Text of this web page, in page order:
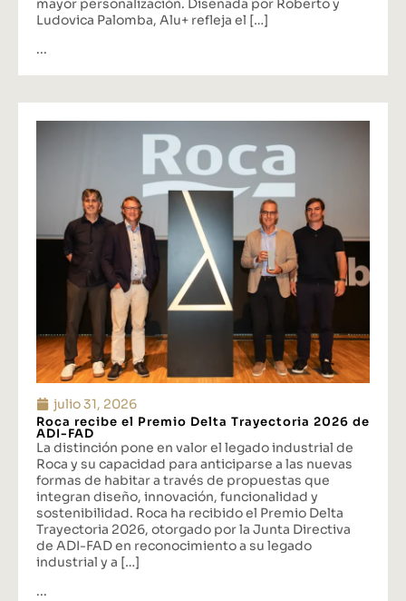
mayor personalización. Diseñada por Roberto y
Ludovica Palomba, Alu+ refleja el […]
...
julio 31, 2026
Roca recibe el Premio Delta Trayectoria 2026 de
ADI-FAD
La distinción pone en valor el legado industrial de
Roca y su capacidad para anticiparse a las nuevas
formas de habitar a través de propuestas que
integran diseño, innovación, funcionalidad y
sostenibilidad. Roca ha recibido el Premio Delta
Trayectoria 2026, otorgado por la Junta Directiva
de ADI-FAD en reconocimiento a su legado
industrial y a […]
...